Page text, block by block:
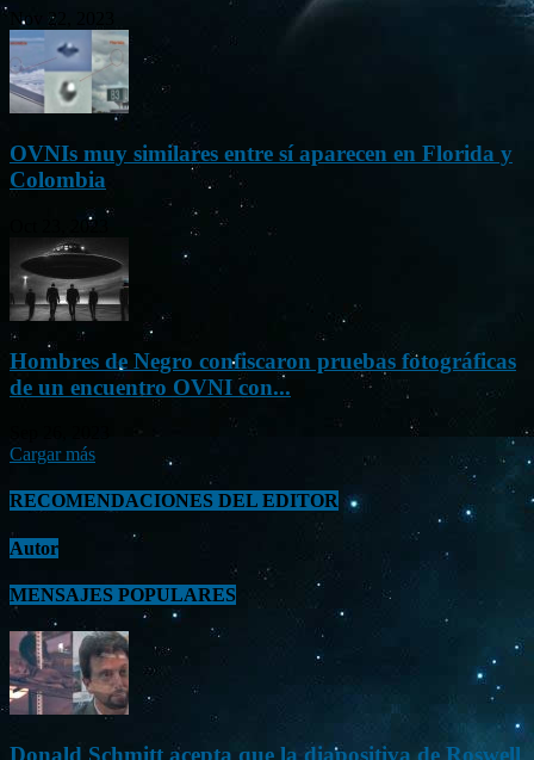
Nov 22, 2023
OVNIs muy similares entre sí aparecen en Florida y
Colombia
Oct 23, 2023
Hombres de Negro confiscaron pruebas fotográficas
de un encuentro OVNI con...
Cargar más
RECOMENDACIONES DEL EDITOR
Autor
MENSAJES POPULARES
Donald Schmitt acepta que la diapositiva de Roswell